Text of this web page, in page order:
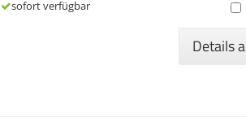
sofort verfügbar
Details